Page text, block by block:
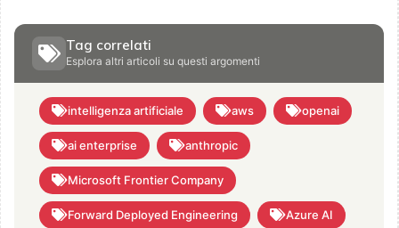
Tag correlati
Esplora altri articoli su questi argomenti
intelligenza artificiale aws openai
ai enterprise anthropic
Microsoft Frontier Company
Forward Deployed Engineering Azure AI